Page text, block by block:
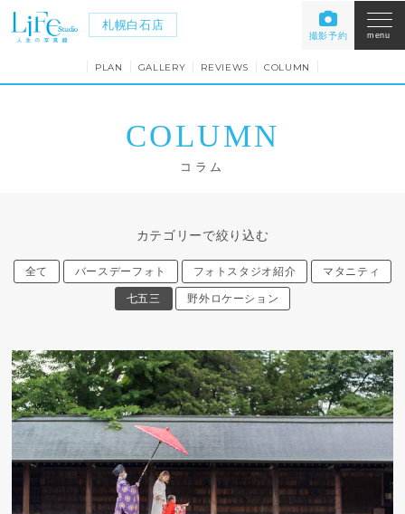
札幌白石店
撮影予約 menu
PLAN GALLERY REVIEWS COLUMN
COLUMN
コラム
カテゴリーで絞り込む
全て バースデーフォト フォトスタジオ紹介
マタニティ
七五三
野外ロケーション